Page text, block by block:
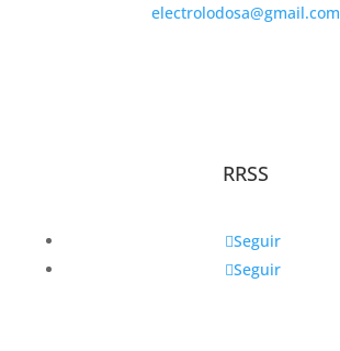
electrolodosa@gmail.com
RRSS
Seguir
Seguir